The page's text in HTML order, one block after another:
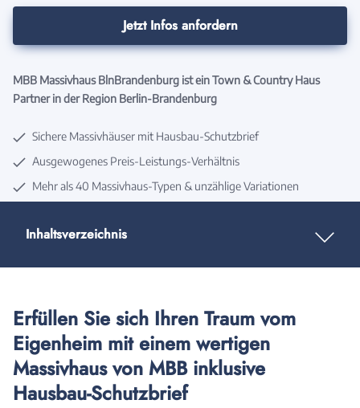
Jetzt Infos anfordern
MBB Massivhaus BlnBrandenburg ist ein Town & Country Haus
Partner in der Region Berlin-Brandenburg
Sichere Massivhäuser mit Hausbau-Schutzbrief
Ausgewogenes Preis-Leistungs-Verhältnis
Mehr als 40 Massivhaus-Typen & unzählige Variationen
Inhaltsverzeichnis
Erfüllen Sie sich Ihren Traum vom
Eigenheim mit einem wertigen
Massivhaus von MBB inklusive
Hausbau-Schutzbrief